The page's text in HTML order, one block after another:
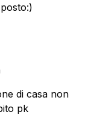
di casa non
pk